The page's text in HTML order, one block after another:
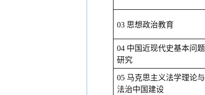
03 思想政治教育
04 中国近现代史基本问题
研究
05 马克思主义法学理论与
法治中国建设